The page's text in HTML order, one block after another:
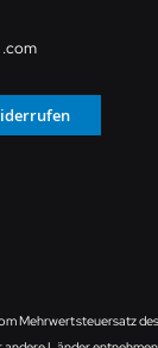
Mehrwertsteuersatz